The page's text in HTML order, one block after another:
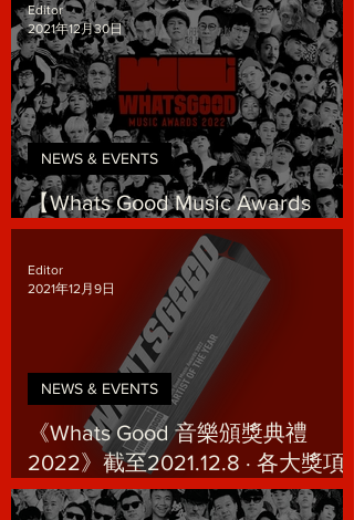
【Whats Good Music Awards
2022】門票公開發售！
NEWS & EVENTS
Editor
2021年12月30日
《Whats Good 音樂頒獎典禮
2022》截至2021.12.8 · 各大獎項
提名數據：
NEWS & EVENTS
Editor
2021年12月9日